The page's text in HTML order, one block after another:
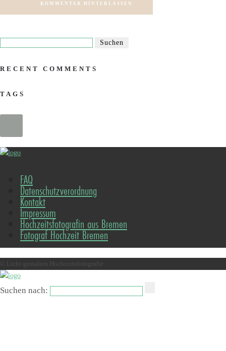
KOMMENTAR HINTERLASSEN
RECENT COMMENTS
TAGS
FAQ
Datenschutzverordnung
Kontakt
Impressum
Hochzeitsfotografin aus Bremen
Fotograf Hochzeit Bremen
© Licht-gestalten Hochzeitsfotografie
Suchen nach: